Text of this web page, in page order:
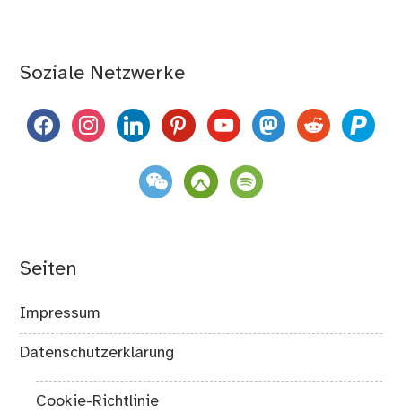
Soziale Netzwerke
facebookinstagramlinkedinpinterestyoutubemastodon
reddit paypal
weixin komootspotify
Seiten
Impressum
Datenschutzerklärung
Cookie-Richtlinie